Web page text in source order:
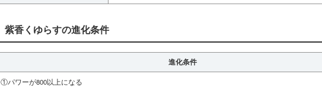
紫香くゆらすの進化条件
進化条件
①パワーが800以上になる